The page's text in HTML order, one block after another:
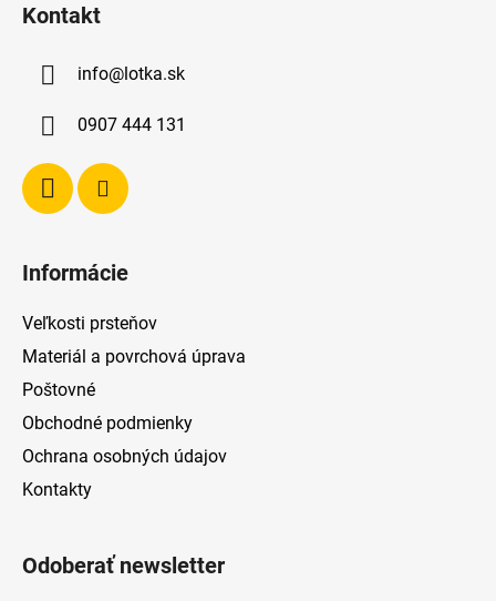
Kontakt
info@lotka.sk
0907 444 131
Informácie
Veľkosti prsteňov
Materiál a povrchová úprava
Poštovné
Obchodné podmienky
Ochrana osobných údajov
Kontakty
Odoberať newsletter